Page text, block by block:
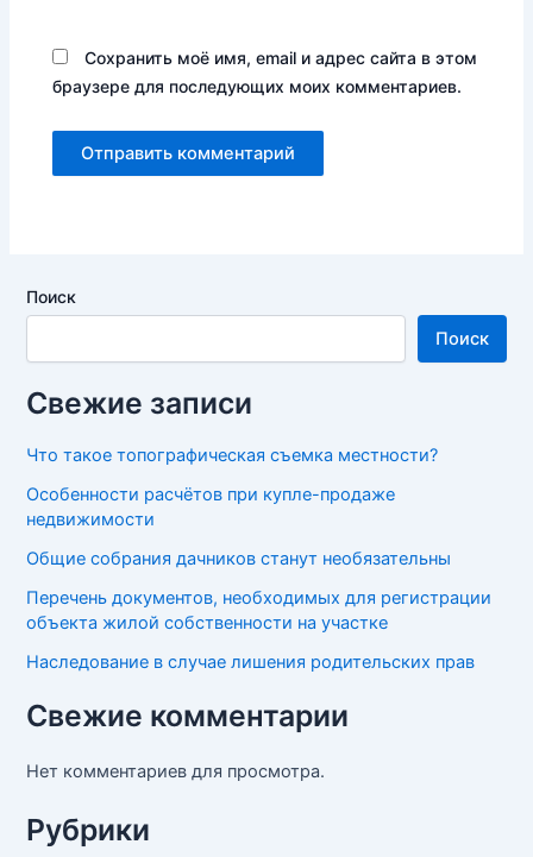
Сохранить моё имя, email и адрес сайта в этом
браузере для последующих моих комментариев.
Поиск
Поиск
Свежие записи
Что такое топографическая съемка местности?
Особенности расчётов при купле-продаже
недвижимости
Общие собрания дачников станут необязательны
Перечень документов, необходимых для регистрации
объекта жилой собственности на участке
Наследование в случае лишения родительских прав
Свежие комментарии
Нет комментариев для просмотра.
Рубрики